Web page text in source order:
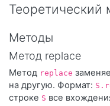
Теоретический
Методы
Метод replace
Метод replace
на другую. Формат:
строке S все